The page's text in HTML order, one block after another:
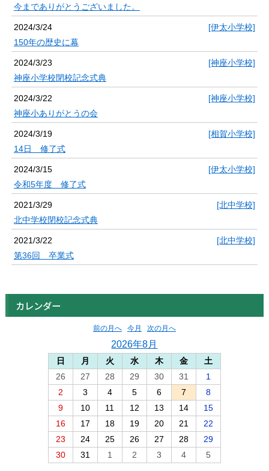
今までありがとうございました。
2024/3/24
[伊太小学校]
150年の歴史に幕
2024/3/23
[神座小学校]
神座小学校閉校記念式典
2024/3/22
[神座小学校]
神座小ありがとうの会
2024/3/19
[相賀小学校]
14日 修了式
2024/3/15
[伊太小学校]
令和5年度 修了式
2021/3/29
[北中学校]
北中学校閉校記念式典
2021/3/22
[北中学校]
第36回 卒業式
カレンダー
前の月へ 今月 次の月へ
2026年8月
日 月 火 水 木 金
土
26
27 28 29 30 31
1
2
3 4 5 6 7
8
9
10 11 12 13 14
15
16
17 18 19 20 21
22
23
24 25 26 27 28
29
30
31 1 2 3 4 5